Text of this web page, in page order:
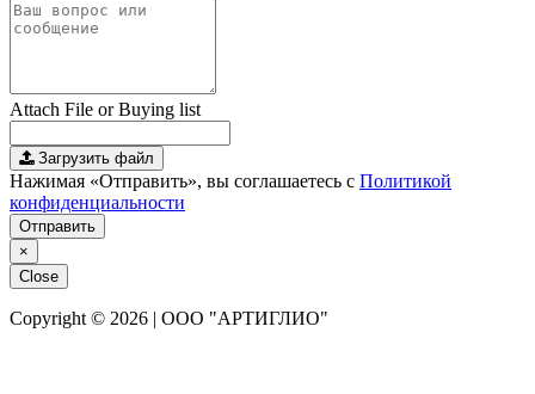
Attach File or Buying list
Загрузить файл
Нажимая «Отправить», вы соглашаетесь с Политикой
конфиденциальности
Отправить
×
Close
Copyright © 2026 | ООО "АРТИГЛИО"